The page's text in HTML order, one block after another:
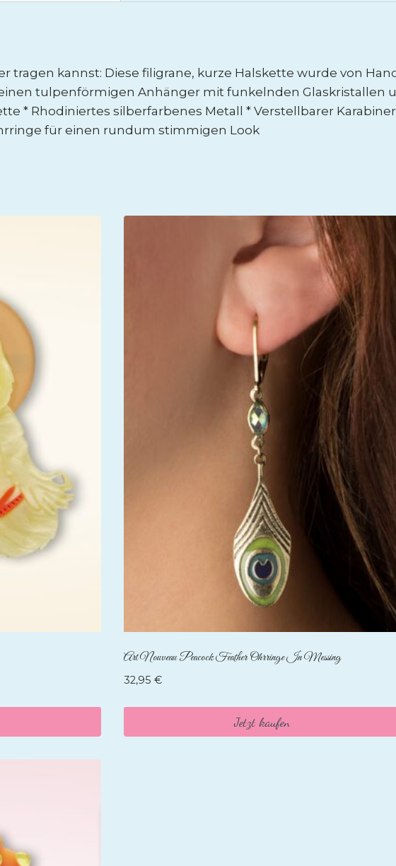
tragen kannst: Diese filigrane, kurze Halskette wurde von
tulpenförmigen Anhänger mit funkelnden Glaskristallen
* Rhodiniertes silberfarbenes Metall * Verstellbarer
für einen rundum stimmigen Look
Art Nouveau Peacock Feather Ohrringe In Messing
32,95 €
Jetzt kaufen